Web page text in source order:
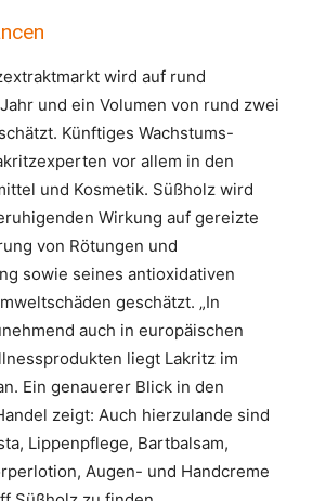
wird auf rund
und ein Volumen von rund zwei
Künftiges Wachstums-
vor allem in den
und Kosmetik. Süßholz wird
Wirkung auf gereizte
von Rötungen und
sowie seines antioxidativen
geschätzt. „In
auch in europäischen
liegt Lakritz im
Ein genauerer Blick in den
zeigt: Auch hierzulande sind
Lippenpflege, Bartbalsam,
Augen- und Handcreme